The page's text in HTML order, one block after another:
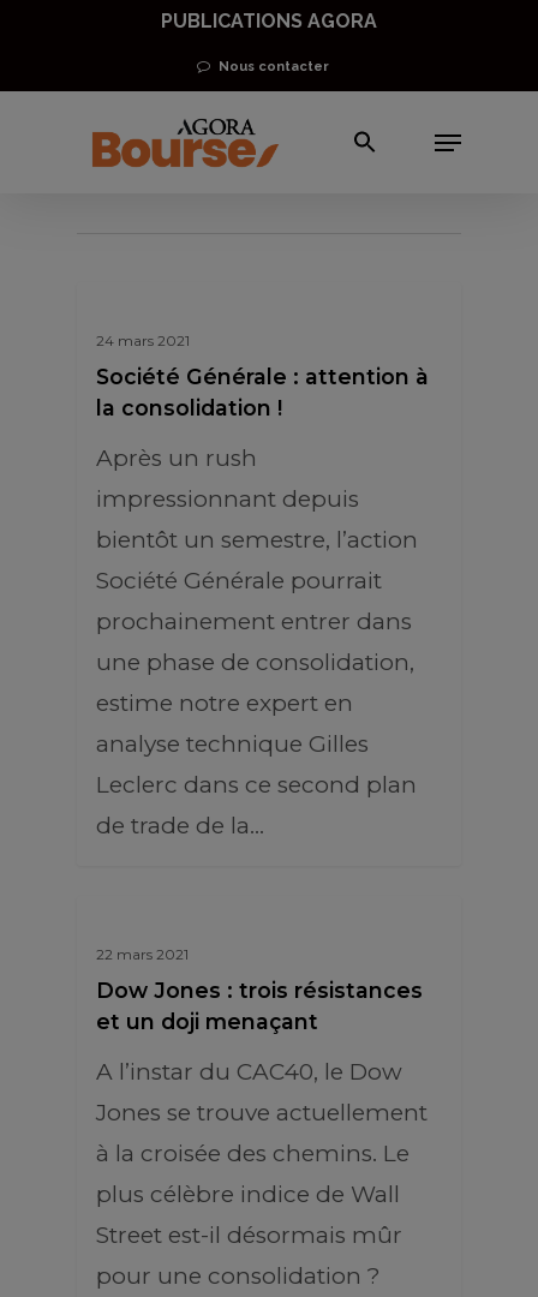
main
PUBLICATIONS AGORA
Nous contacter
Menu
Gilles Leclerc
24 mars 2021
Société Générale : attention à
la consolidation !
Après un rush
impressionnant depuis
bientôt un semestre, l’action
Société Générale pourrait
prochainement entrer dans
une phase de consolidation,
estime notre expert en
analyse technique Gilles
Leclerc dans ce second plan
de trade de la…
22 mars 2021
Dow Jones : trois résistances
et un doji menaçant
A l’instar du CAC40, le Dow
Jones se trouve actuellement
à la croisée des chemins. Le
plus célèbre indice de Wall
Street est-il désormais mûr
pour une consolidation ?